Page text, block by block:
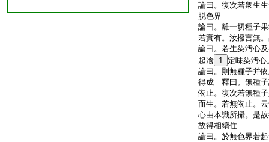
論曰。復次若衆生
脱色界
論曰。離一切種子
若實有。汝撥言無
論曰。若生染汚心
起飡 1 定味染汚
論曰。則無種子并
得成 釋曰。無種子
依止。復次若無種
而生。若無依止。
心由本識所攝。是
故得相續住
論曰。於無色界若